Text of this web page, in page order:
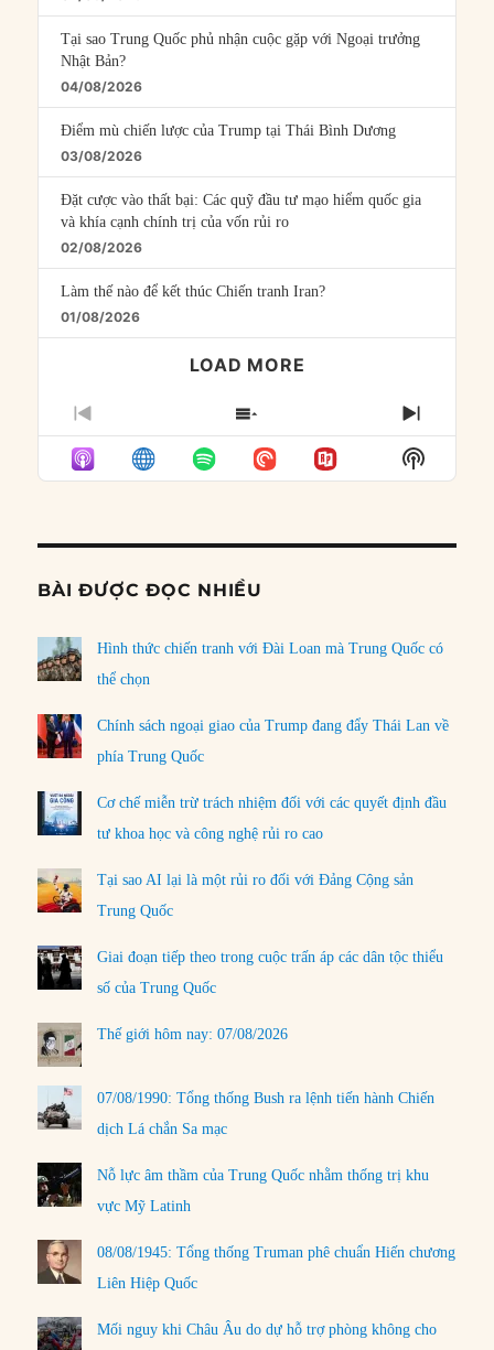
Tại sao Trung Quốc phủ nhận cuộc gặp với Ngoại trưởng
Nhật Bản?
04/08/2026
Điểm mù chiến lược của Trump tại Thái Bình Dương
03/08/2026
Đặt cược vào thất bại: Các quỹ đầu tư mạo hiểm quốc gia
và khía cạnh chính trị của vốn rủi ro
02/08/2026
Làm thế nào để kết thúc Chiến tranh Iran?
01/08/2026
LOAD MORE
PREVIOUS
EPISODE
SHOW
EPISODES
LIST
NEXT
Show
Podcast
BÀI ĐƯỢC ĐỌC NHIỀU
Hình thức chiến tranh với Đài Loan mà Trung Quốc có
thể chọn
Chính sách ngoại giao của Trump đang đẩy Thái Lan về
phía Trung Quốc
Cơ chế miễn trừ trách nhiệm đối với các quyết định đầu
tư khoa học và công nghệ rủi ro cao
Tại sao AI lại là một rủi ro đối với Đảng Cộng sản
Trung Quốc
Giai đoạn tiếp theo trong cuộc trấn áp các dân tộc thiểu
số của Trung Quốc
Thế giới hôm nay: 07/08/2026
07/08/1990: Tổng thống Bush ra lệnh tiến hành Chiến
dịch Lá chắn Sa mạc
Nỗ lực âm thầm của Trung Quốc nhằm thống trị khu
vực Mỹ Latinh
08/08/1945: Tổng thống Truman phê chuẩn Hiến chương
Liên Hiệp Quốc
Mối nguy khi Châu Âu do dự hỗ trợ phòng không cho